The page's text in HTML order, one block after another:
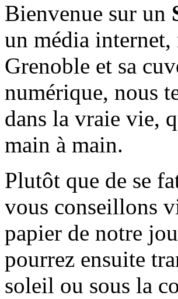
Bienvenue sur un
un média
Grenoble et sa
numérique, nous
dans la vraie vie,
main à main.
Plutôt que de se
vous conseillons
papier de notre
pourrez ensuite
soleil ou sous la